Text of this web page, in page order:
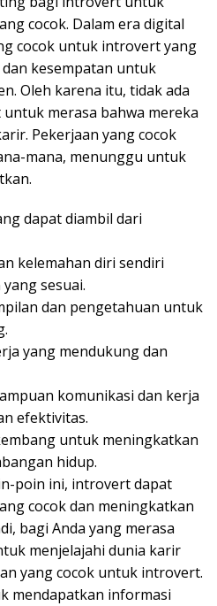
cocok. Dalam era digital
cocok untuk introvert yang
kesempatan untuk
Oleh karena itu, tidak ada
merasa bahwa mereka
Pekerjaan yang cocok
mana, menunggu untuk
dapat diambil dari
kelemahan diri sendiri
sesuai.
dan pengetahuan untuk
yang mendukung dan
komunikasi dan kerja
efektivitas.
untuk meningkatkan
hidup.
poin ini, introvert dapat
cocok dan meningkatkan
bagi Anda yang merasa
menjelajahi dunia karir
yang cocok untuk introvert.
mendapatkan informasi